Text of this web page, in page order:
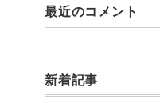
最近のコメント
新着記事